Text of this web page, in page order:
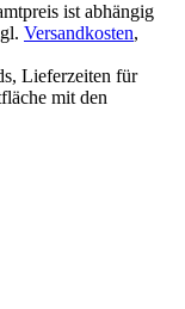
ist abhängig
Versandkosten,
Lieferzeiten für
mit den